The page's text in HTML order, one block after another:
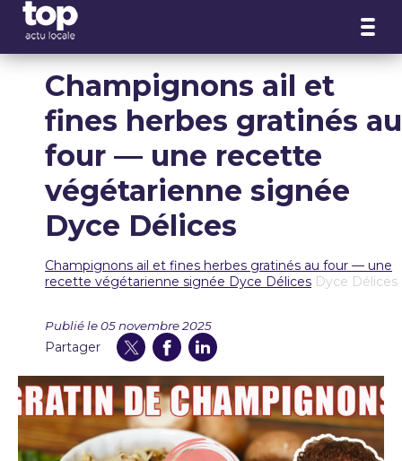
Champignons ail et
fines herbes gratinés au
four — une recette
végétarienne signée
Dyce Délices
Champignons ail et fines herbes gratinés au four — une
recette végétarienne signée Dyce Délices Dyce Délices
Publié le 05 novembre 2025
Partager
Panneau de gestion des cookies